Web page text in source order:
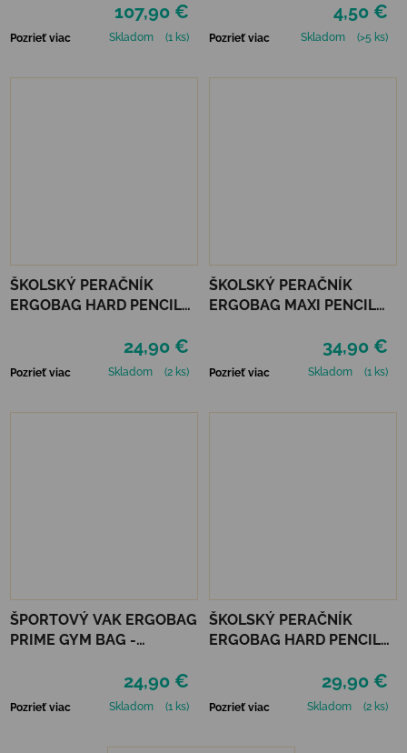
107,90 €
Pozrieť viac Skladom (1 ks)
4,50 €
Pozrieť viac Skladom (>5 ks)
ŠKOLSKÝ PERAČNÍK
ERGOBAG HARD PENCIL
24,90 €
Pozrieť viac Skladom (2 ks)
ŠKOLSKÝ PERAČNÍK
ERGOBAG MAXI PENCIL
34,90 €
Pozrieť viac Skladom (1 ks)
ŠPORTOVÝ VAK ERGOBAG
PRIME GYM BAG -
24,90 €
Pozrieť viac Skladom (1 ks)
ŠKOLSKÝ PERAČNÍK
ERGOBAG HARD PENCIL
29,90 €
Pozrieť viac Skladom (2 ks)